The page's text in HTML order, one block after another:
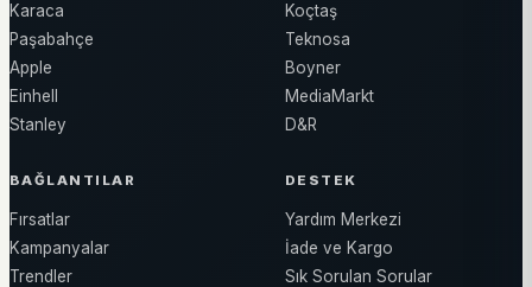
Karaca
Paşabahçe
Apple
Einhell
Stanley
Koçtaş
Teknosa
Boyner
MediaMarkt
D&R
BAĞLANTILAR
Fırsatlar
Kampanyalar
Trendler
DESTEK
Yardım Merkezi
İade ve Kargo
Sık Sorulan Sorular